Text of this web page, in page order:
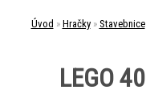
Úvod » Hračky » Stavebnice
LEGO